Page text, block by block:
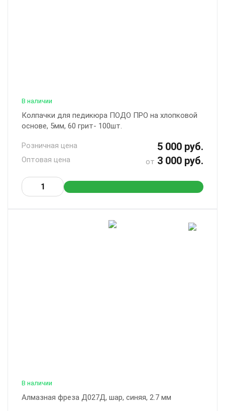
В наличии
Колпачки для педикюра ПОДО ПРО на хлопковой
основе, 5мм, 60 грит- 100шт.
Розничная цена 5 000 руб.
Оптовая цена от 3 000 руб.
В наличии
Алмазная фреза Д027Д, шар, синяя, 2.7 мм